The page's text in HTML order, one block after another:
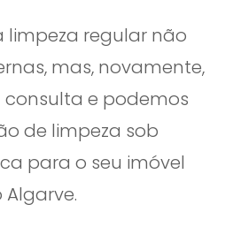
limpeza regular não
mas, novamente,
e podemos
de limpeza sob
para o seu imóvel